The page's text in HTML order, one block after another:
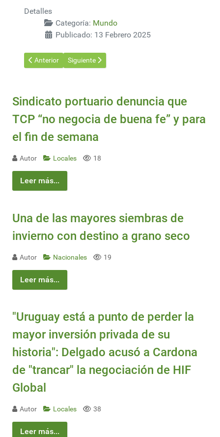
Detalles
Categoría: Mundo
Publicado: 13 Febrero 2025
Artículo anterior: Suzano alcanza su récord de ventas en 2024
Anterior Artículo siguiente: China: El mayor yacimiento de
Siguiente
Sindicato portuario denuncia que
TCP “no negocia de buena fe” y para
el fin de semana
Autor Locales 18
Leer más...
Una de las mayores siembras de
invierno con destino a grano seco
Autor Nacionales 19
Leer más...
"Uruguay está a punto de perder la
mayor inversión privada de su
historia": Delgado acusó a Cardona
de "trancar" la negociación de HIF
Global
Autor Locales 38
Leer más...